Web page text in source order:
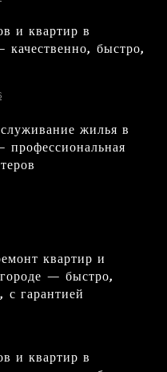
и квартир в
качественно, быстро,
жилья в
профессиональная
квартир и
— быстро,
с гарантией
и квартир в